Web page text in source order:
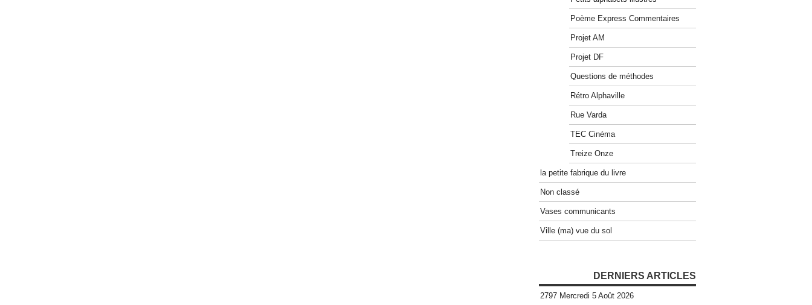
Poème Express Commentaires
Projet AM
Projet DF
Questions de méthodes
Rétro Alphaville
Rue Varda
TEC Cinéma
Treize Onze
la petite fabrique du livre
Non classé
Vases communicants
Ville (ma) vue du sol
DERNIERS ARTICLES
2797 Mercredi 5 Août 2026